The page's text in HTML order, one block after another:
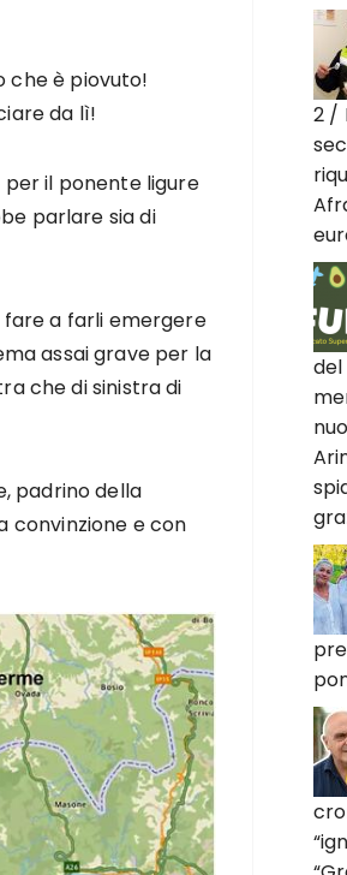
che è piovuto!
da lì!
per il ponente ligure
parlare sia di
fare a farli emergere
assai grave per la
che di sinistra di
padrino della
convinzione e con
2 /
del